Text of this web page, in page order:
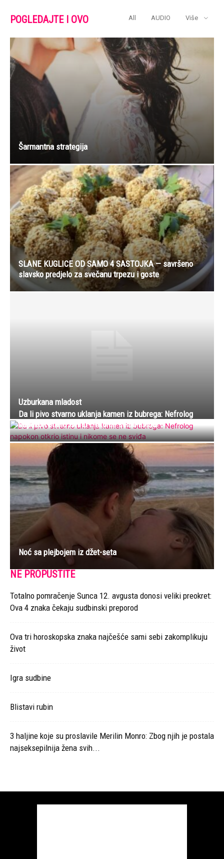
POGLEDAJTE I OVO All AUDIO Više
Šarmantna strategija
SLANE KUGLICE OD SAMO 4 SASTOJKA — savršeno
slavsko predjelo za svečanu trpezu i goste
Uzburkana mladost
Da li pivo stvarno uklanja kamen iz bubrega: Nefrolog
napokon otkrio istinu i nikome se ne sviđa
Noć sa plejbojem iz džet-seta
NE PROPUSTITE
Totalno pomračenje Sunca 12. avgusta donosi veliki preokret:
Ova 4 znaka čekaju sudbinski preporod
Ova tri horoskopska znaka najčešće sami sebi zakomplikuju
život
Igra sudbine
Blistavi rubin
3 haljine koje su proslavile Merilin Monro: Zbog njih je postala
najseksepilnija žena svih...